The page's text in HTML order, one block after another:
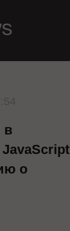
в
о